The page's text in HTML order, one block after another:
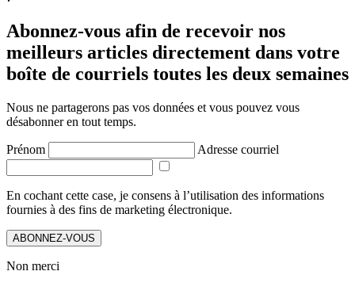
Abonnez-vous afin de recevoir nos
meilleurs articles directement dans votre
boîte de courriels toutes les deux semaines
Nous ne partagerons pas vos données et vous pouvez vous
désabonner en tout temps.
Prénom Adresse courriel
En cochant cette case, je consens à l’utilisation des informations
fournies à des fins de marketing électronique.
ABONNEZ-VOUS
Non merci